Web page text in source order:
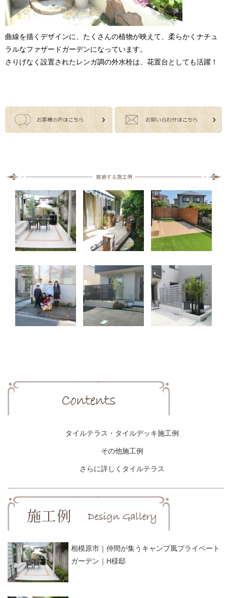
曲線を描くデザインに、たくさんの植物が映えて、柔らかくナチュ
ラルなファザードガーデンになっています。
さりげなく設置されたレンガ調の外水栓は、花置台としても活躍！
タイルテラス・タイルデッキ施工例
その他施工例
さらに詳しくタイルテラス
相模原市｜仲間が集うキャンプ風プライベート
ガーデン｜H様邸